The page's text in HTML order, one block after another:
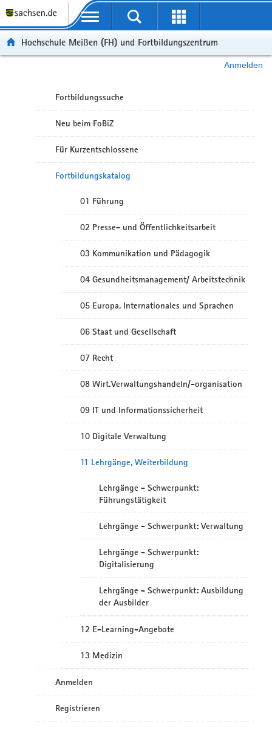
Portalübergreifende Navigation
Hochschule Meißen (FH) und Fortbildungszentrum
Anmelden
Fortbildungssuche
Neu beim FoBiZ
Für Kurzentschlossene
Fortbildungskatalog
01 Führung
02 Presse- und Öffentlichkeitsarbeit
03 Kommunikation und Pädagogik
04 Gesundheitsmanagement/ Arbeitstechnik
05 Europa, Internationales und Sprachen
06 Staat und Gesellschaft
07 Recht
08 Wirt.Verwaltungshandeln/-organisation
09 IT und Informationssicherheit
10 Digitale Verwaltung
11 Lehrgänge, Weiterbildung
Lehrgänge - Schwerpunkt:
Führungstätigkeit
Lehrgänge - Schwerpunkt: Verwaltung
Lehrgänge - Schwerpunkt:
Digitalisierung
Lehrgänge - Schwerpunkt: Ausbildung
der Ausbilder
12 E-Learning-Angebote
13 Medizin
Anmelden
Registrieren